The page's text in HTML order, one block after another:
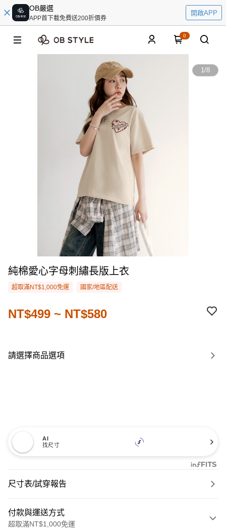
OB嚴選
APP首下載免費送200折價券
開啟APP
0
1/8
純棉愛心字母刺繡長版上衣
超取滿NT$1,000免運 國家/地區配送
NT$499 ~ NT$580
請選擇商品選項
AI
找尺寸
尺寸表/試穿報告
付款與運送方式
超取滿NT$1,000免運